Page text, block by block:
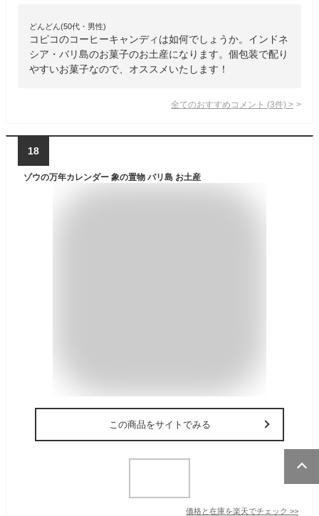
どんどん(50代・男性)
コピコのコーヒーキャンディは如何でしょうか。インドネ
シア・バリ島のお菓子のお土産になります。個包装で配り
やすいお菓子なので、オススメいたします！
全てのおすすめコメント (3件) >
18
ゾウの万年カレンダー 象の置物 バリ島 お土産
この商品をサイトでみる
価格と在庫を楽天でチェック >>